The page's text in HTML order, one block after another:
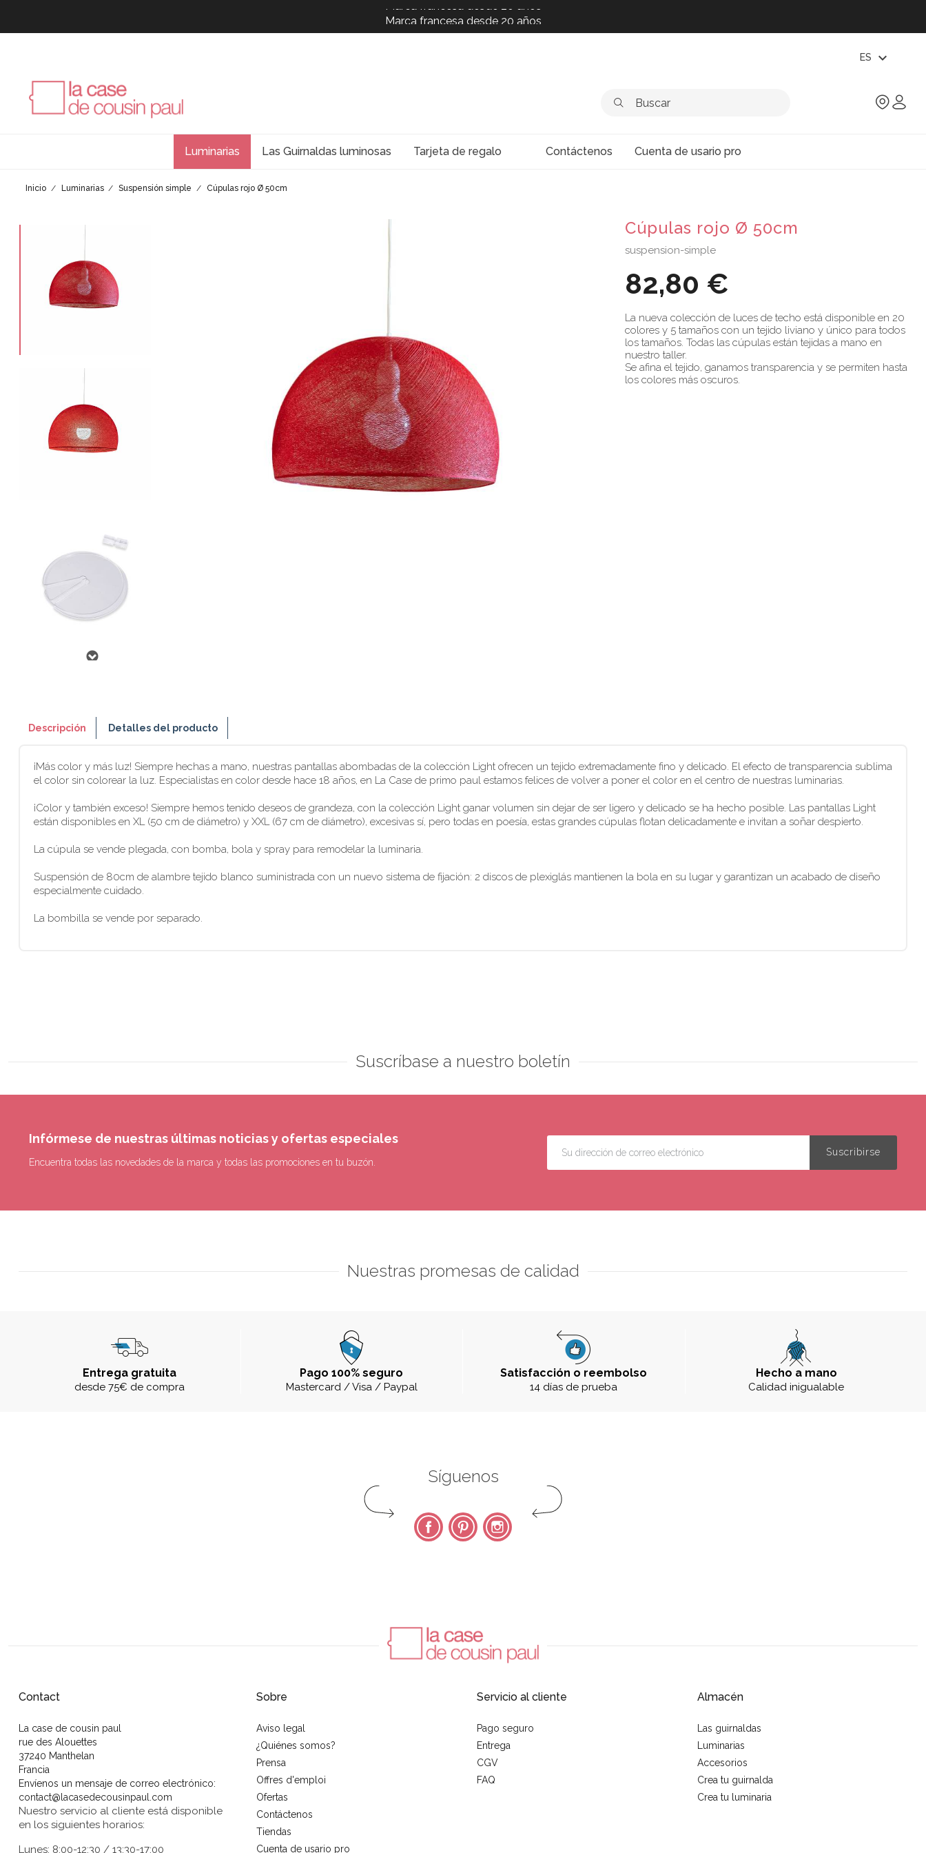
Marca francesa desde 20 años
Marca francesa desde 20 años
ES expand_more
Luminarias Las Guirnaldas luminosas Tarjeta de regalo Contáctenos Cuenta de usario pro
Inicio Luminarias Suspensión simple Cúpulas rojo Ø 50cm
Cúpulas rojo Ø 50cm
suspension-simple
82,80 €
La nueva colección de luces de techo está disponible en 20
colores y 5 tamaños con un tejido liviano y único para todos
los tamaños. Todas las cúpulas están tejidas a mano en
nuestro taller.
Se afina el tejido, ganamos transparencia y se permiten hasta
los colores más oscuros.
Descripción Detalles del producto
¡Más color y más luz! Siempre hechas a mano, nuestras pantallas abombadas de la colección Light ofrecen un tejido extremadamente fino y delicado. El efecto de transparencia sublima
el color sin colorear la luz. Especialistas en color desde hace 18 años, en La Case de primo paul estamos felices de volver a poner el color en el centro de nuestras luminarias.
¡Color y también exceso! Siempre hemos tenido deseos de grandeza, con la colección Light ganar volumen sin dejar de ser ligero y delicado se ha hecho posible. Las pantallas Light
están disponibles en XL (50 cm de diámetro) y XXL (67 cm de diámetro), excesivas sí, pero todas en poesía, estas grandes cúpulas flotan delicadamente e invitan a soñar despierto.
La cúpula se vende plegada, con bomba, bola y spray para remodelar la luminaria.
Suspensión de 80cm de alambre tejido blanco suministrada con un nuevo sistema de fijación: 2 discos de plexiglás mantienen la bola en su lugar y garantizan un acabado de diseño
especialmente cuidado.
La bombilla se vende por separado.
Suscríbase a nuestro boletín
Infórmese de nuestras últimas noticias y ofertas especiales
Encuentra todas las novedades de la marca y todas las promociones en tu buzón.
Nuestras promesas de calidad
Entrega gratuita
desde 75€ de compra
Pago 100% seguro
Mastercard / Visa / Paypal
Satisfacción o reembolso
14 días de prueba
Hecho a mano
Calidad inigualable
Síguenos
FacebookPinterest Instagram
Contact
La case de cousin paul
rue des Alouettes
37240 Manthelan
Francia
Envíenos un mensaje de correo electrónico:
contact@lacasedecousinpaul.com
Nuestro servicio al cliente está disponible
en los siguientes horarios:
Lunes: 8:00-12:30 / 13:30-17:00
Sobre
Aviso legal
¿Quiénes somos?
Prensa
Offres d'emploi
Ofertas
Contáctenos
Tiendas
Cuenta de usario pro
Servicio al cliente
Pago seguro
Entrega
CGV
FAQ
Almacén
Las guirnaldas
Luminarias
Accesorios
Crea tu guirnalda
Crea tu luminaria